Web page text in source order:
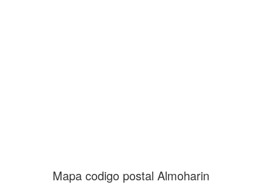
Mapa codigo postal Almoharin